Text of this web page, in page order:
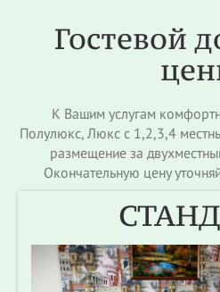
Гостевой
К Вашим услугам
Полулюкс, Люкс с 1,2,3,4
размещение за
Окончательную цену